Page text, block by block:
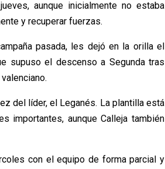
aunque inicialmente no estaba
y recuperar fuerzas.
pasada, les dejó en la orilla el
supuso el descenso a Segunda tras
del líder, el Leganés. La plantilla está
importantes, aunque Calleja también
con el equipo de forma parcial y